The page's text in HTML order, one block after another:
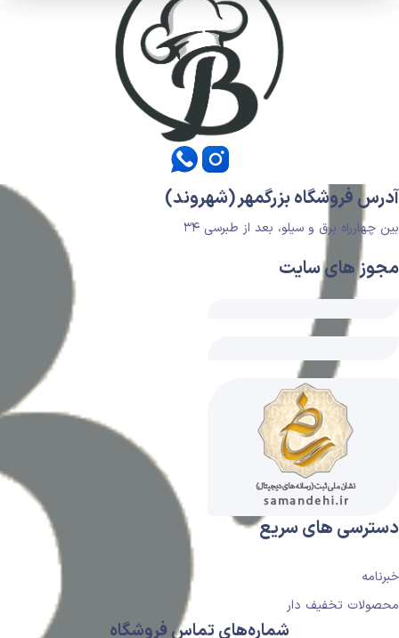
آدرس فروشگاه بزرگمهر (شهروند)
بین چهارراه برق و سیلو، بعد از طبرسی ۳۴
مجوز های سایت
دسترسی های سریع
خبرنامه
محصولات تخفیف دار
شماره‌های تماس فروشگاه